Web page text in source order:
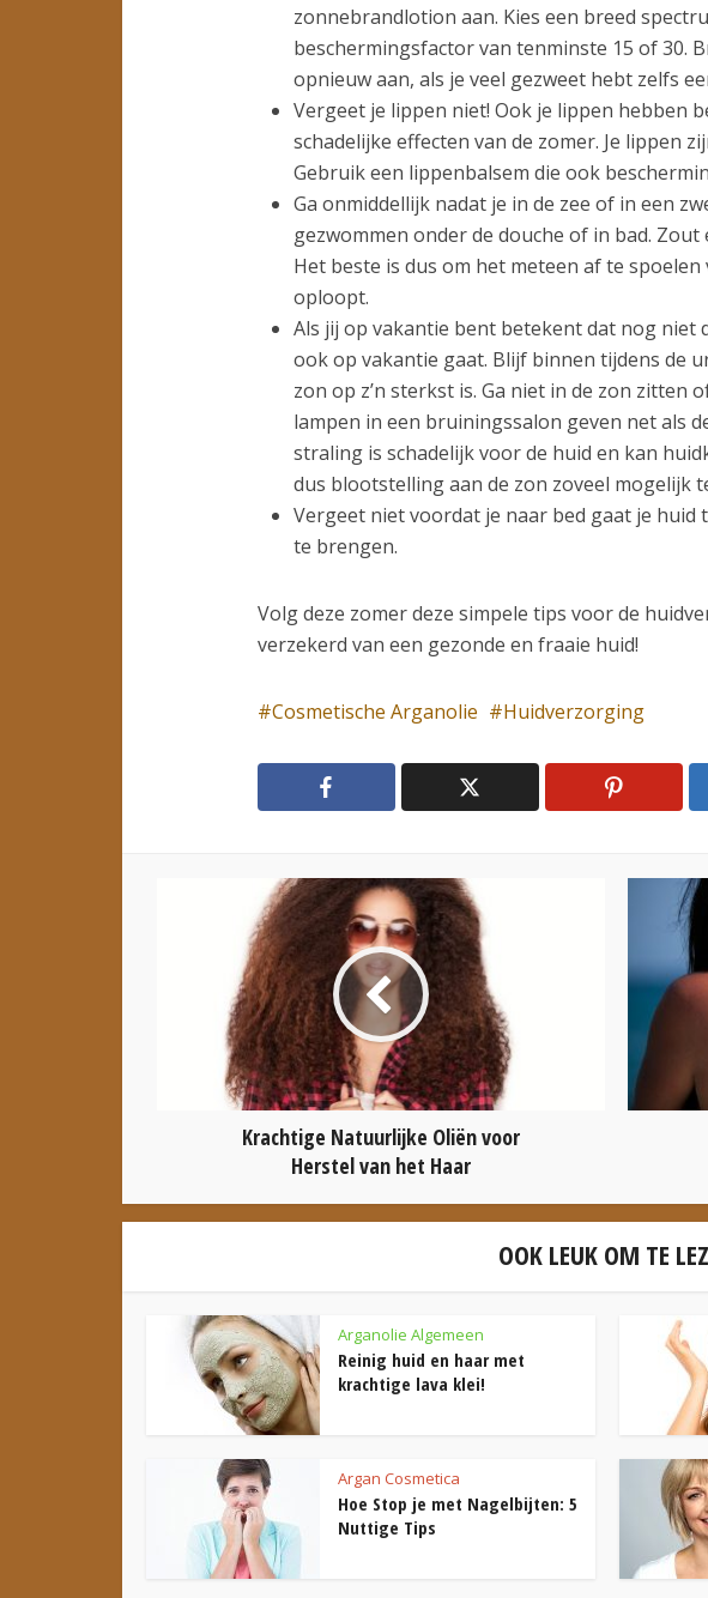
zonnebrandlotion aan. Kies een breed
beschermingsfactor van tenminste 15 of 30.
opnieuw aan, als je veel gezweet hebt zelfs
Vergeet je lippen niet! Ook je lippen hebben
schadelijke effecten van de zomer. Je lippen
Gebruik een lippenbalsem die ook
Ga onmiddellijk nadat je in de zee of in een
gezwommen onder de douche of in bad.
Het beste is dus om het meteen af te
oploopt.
Als jij op vakantie bent betekent dat nog
ook op vakantie gaat. Blijf binnen tijdens de
zon op z’n sterkst is. Ga niet in de zon zitten
lampen in een bruiningssalon geven net als
straling is schadelijk voor de huid en kan
dus blootstelling aan de zon zoveel mogelijk
Vergeet niet voordat je naar bed gaat je
te brengen.
Volg deze zomer deze simpele tips voor de
verzekerd van een gezonde en fraaie huid!
Cosmetische Arganolie Huidverzorging
Krachtige Natuurlijke Oliën voor
Herstel van het Haar
OOK LEUK OM TE
Arganolie Algemeen
Reinig huid en haar met
krachtige lava klei!
Argan Cosmetica
Hoe Stop je met Nagelbijten: 5
Nuttige Tips